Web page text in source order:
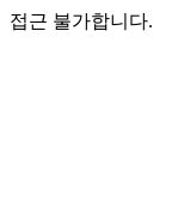
접근 불가합니다.